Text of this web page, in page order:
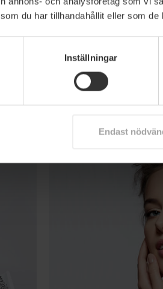
du har tillhandahållit eller som
Inställningar
Endast
ALLA